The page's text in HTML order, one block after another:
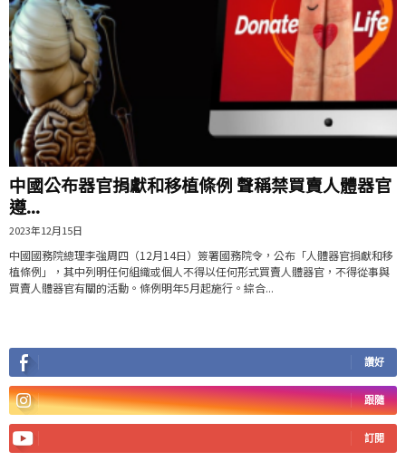
中國公布器官捐獻和移植條例 聲稱禁買賣人體器官
遵...
2023年12月15日
中國國務院總理李強周四（12月14日）簽署國務院令，公布「人體器官捐獻和移
植條例」，其中列明任何組織或個人不得以任何形式買賣人體器官，不得從事與
買賣人體器官有關的活動。條例明年5月起施行。綜合...
讚好
跟隨
訂閱